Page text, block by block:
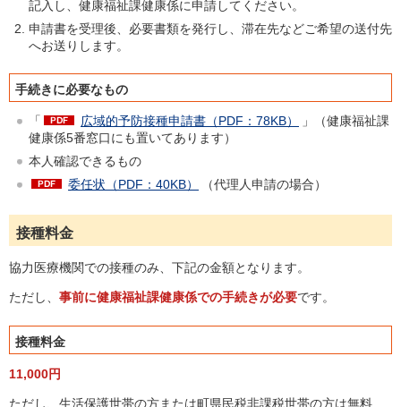
記入し、健康福祉課健康係に申請してください。
申請書を受理後、必要書類を発行し、滞在先などご希望の送付先
へお送りします。
手続きに必要なもの
「 広域的予防接種申請書（PDF：78KB）
」（健康福祉課
健康係5番窓口にも置いてあります）
本人確認できるもの
委任状（PDF：40KB）
（代理人申請の場合）
接種料金
協力医療機関での接種のみ、下記の金額となります。
ただし、 事前に健康福祉課健康係での手続きが必要です。
接種料金
11,000円
ただし、生活保護世帯の方または町県民税非課税世帯の方は無料